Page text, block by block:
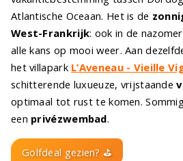
Atlantische Oceaan. Het is de
West-Frankrijk: ook in de
alle kans op mooi weer. Aan
het villapark L’Aveneau - Vieille
schitterende luxueuze, vrijstaande
optimaal tot rust te komen.
een privézwembad.
Golfdeal gezien? ⛳